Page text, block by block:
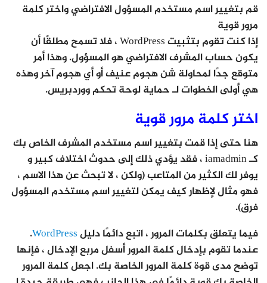
قم بتغيير اسم مستخدم المسؤول الافتراضي واختر كلمة
مرور قوية
إذا كنت تقوم بتثبيت WordPress ، فلا تسمح مطلقًا أن
يكون حساب المشرف الافتراضي هو المسؤول. وهذا أمر
متوقع جدًا لمحاولة شن هجوم عنيف أو أي هجوم آخر وهذه
هي أولى الخطوات لـ حماية لوحة تحكم ووردبريس.
اختر كلمة مرور قوية
هنا حتى إذا قمت بتغيير اسم مستخدم المشرف الخاص بك
كـ iamadmin ، فقد يؤدي ذلك إلى حدوث اختلاف كبير و
يوفر لك الكثير من المتاعب (ولكن ، لا تبحث عن هذا الاسم ،
فهو مثال لإظهار كيف يمكن لتغيير اسم مستخدم المسؤول
فرق).
فيما يتعلق بكلمات المرور ، اتبع دائمًا دليلWordPress
.
عندما تقوم بإدخال كلمة المرور أسفل مربع الإدخال ، فإنها
توضح مدى قوة كلمة المرور الخاصة بك. اجعل كلمة المرور